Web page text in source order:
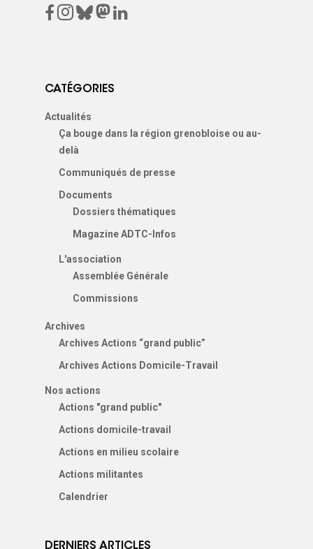
CATÉGORIES
Actualités
Ça bouge dans la région grenobloise ou au-
delà
Communiqués de presse
Documents
Dossiers thématiques
Magazine ADTC-Infos
L'association
Assemblée Générale
Commissions
Archives
Archives Actions “grand public”
Archives Actions Domicile-Travail
Nos actions
Actions "grand public"
Actions domicile-travail
Actions en milieu scolaire
Actions militantes
Calendrier
DERNIERS ARTICLES